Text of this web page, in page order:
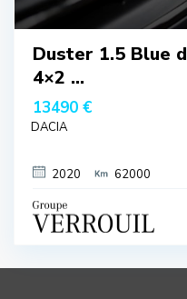
Duster 1.5 Blue
4×2 ...
13490 €
DACIA
2020 62000